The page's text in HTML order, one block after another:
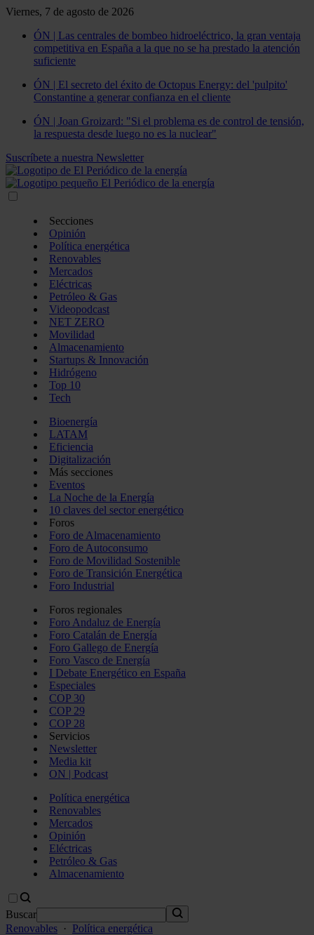
Viernes, 7 de agosto de 2026
ÓN | Las centrales de bombeo hidroeléctrico, la gran ventaja
competitiva en España a la que no se ha prestado la atención
suficiente
ÓN | El secreto del éxito de Octopus Energy: del 'pulpito'
Constantine a generar confianza en el cliente
ÓN | Joan Groizard: "Si el problema es de control de tensión,
la respuesta desde luego no es la nuclear"
Suscríbete a nuestra Newsletter
Secciones
Opinión
Política energética
Renovables
Mercados
Eléctricas
Petróleo & Gas
Videopodcast
NET ZERO
Movilidad
Almacenamiento
Startups & Innovación
Hidrógeno
Top 10
Tech
Bioenergía
LATAM
Eficiencia
Digitalización
Más secciones
Eventos
La Noche de la Energía
10 claves del sector energético
Foros
Foro de Almacenamiento
Foro de Autoconsumo
Foro de Movilidad Sostenible
Foro de Transición Energética
Foro Industrial
Foros regionales
Foro Andaluz de Energía
Foro Catalán de Energía
Foro Gallego de Energía
Foro Vasco de Energía
I Debate Energético en España
Especiales
COP 30
COP 29
COP 28
Servicios
Newsletter
Media kit
ON | Podcast
Política energética
Renovables
Mercados
Opinión
Eléctricas
Petróleo & Gas
Almacenamiento
Buscar
Renovables · Política energética